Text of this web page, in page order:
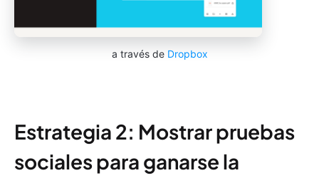
a través de Dropbox
Estrategia 2: Mostrar pruebas
sociales para ganarse la